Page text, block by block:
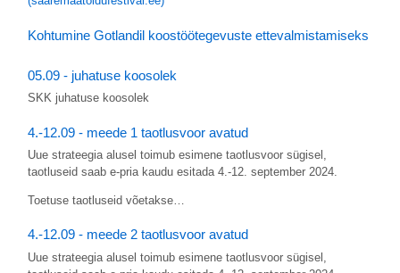
Kohtumine Gotlandil koostöötegevuste ettevalmistamiseks
05.09 - juhatuse koosolek
SKK juhatuse koosolek
4.-12.09 - meede 1 taotlusvoor avatud
Uue strateegia alusel toimub esimene taotlusvoor sügisel,
taotluseid saab e-pria kaudu esitada 4.-12. september 2024.
Toetuse taotluseid võetakse…
4.-12.09 - meede 2 taotlusvoor avatud
Uue strateegia alusel toimub esimene taotlusvoor sügisel,